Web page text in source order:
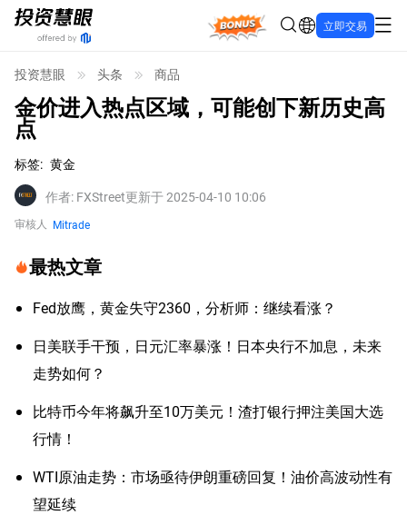
Bonus 立即交易
投资慧眼 头条 商品
金价进入热点区域，可能创下新历史高
点
标签: 黄金
作者: FXStreet更新于 2025-04-10 10:06
审核人 Mitrade
最热文章
Fed放鹰，黄金失守2360，分析师：继续看涨？
日美联手干预，日元汇率暴涨！日本央行不加息，未来
走势如何？
比特币今年将飙升至10万美元！渣打银行押注美国大选
行情！
WTI原油走势：市场亟待伊朗重磅回复！油价高波动性有
望延续